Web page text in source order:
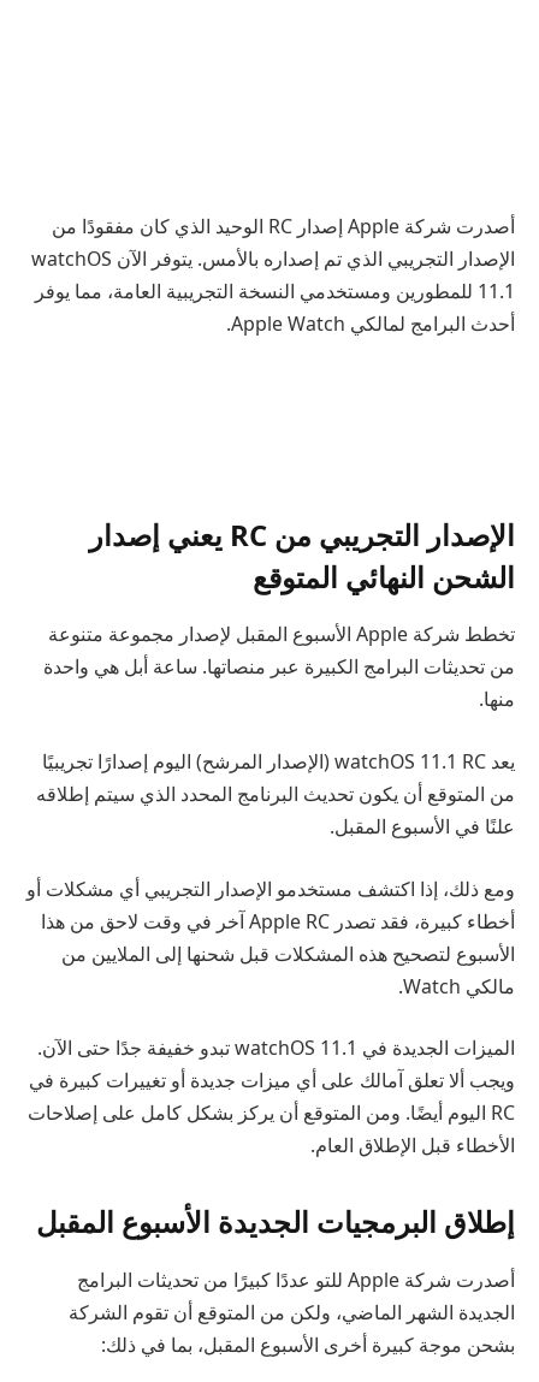
أصدرت شركة Apple إصدار RC الوحيد الذي كان مفقودًا من
الإصدار التجريبي الذي تم إصداره بالأمس. يتوفر الآن watchOS
11.1 للمطورين ومستخدمي النسخة التجريبية العامة، مما يوفر
أحدث البرامج لمالكي Apple Watch.
الإصدار التجريبي من RC يعني إصدار
الشحن النهائي المتوقع
تخطط شركة Apple الأسبوع المقبل لإصدار مجموعة متنوعة
من تحديثات البرامج الكبيرة عبر منصاتها. ساعة أبل هي واحدة
منها.
يعد watchOS 11.1 RC (الإصدار المرشح) اليوم إصدارًا تجريبيًا
من المتوقع أن يكون تحديث البرنامج المحدد الذي سيتم إطلاقه
علنًا في الأسبوع المقبل.
ومع ذلك، إذا اكتشف مستخدمو الإصدار التجريبي أي مشكلات أو
أخطاء كبيرة، فقد تصدر Apple RC آخر في وقت لاحق من هذا
الأسبوع لتصحيح هذه المشكلات قبل شحنها إلى الملايين من
مالكي Watch.
الميزات الجديدة في watchOS 11.1 تبدو خفيفة جدًا حتى الآن.
ويجب ألا تعلق آمالك على أي ميزات جديدة أو تغييرات كبيرة في
RC اليوم أيضًا. ومن المتوقع أن يركز بشكل كامل على إصلاحات
الأخطاء قبل الإطلاق العام.
إطلاق البرمجيات الجديدة الأسبوع المقبل
أصدرت شركة Apple للتو عددًا كبيرًا من تحديثات البرامج
الجديدة الشهر الماضي، ولكن من المتوقع أن تقوم الشركة
بشحن موجة كبيرة أخرى الأسبوع المقبل، بما في ذلك: